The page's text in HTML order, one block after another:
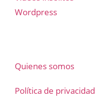
Wordpress
Quienes somos
Política de privacidad